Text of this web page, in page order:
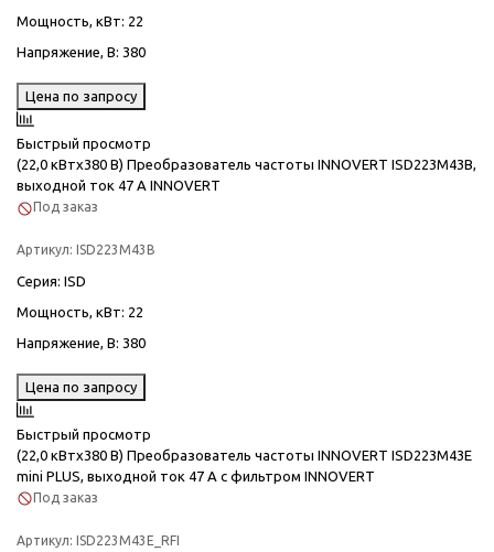
Мощность, кВт: 22
Напряжение, В: 380
Цена по запросу
Быстрый просмотр
(22,0 кВтx380 В) Преобразователь частоты INNOVERT ISD223M43B,
выходной ток 47 А INNOVERT
Под заказ
Артикул: ISD223M43B
Серия: ISD
Мощность, кВт: 22
Напряжение, В: 380
Цена по запросу
Быстрый просмотр
(22,0 кВтx380 В) Преобразователь частоты INNOVERT ISD223M43E
mini PLUS, выходной ток 47 А с фильтром INNOVERT
Под заказ
Артикул: ISD223M43E_RFI